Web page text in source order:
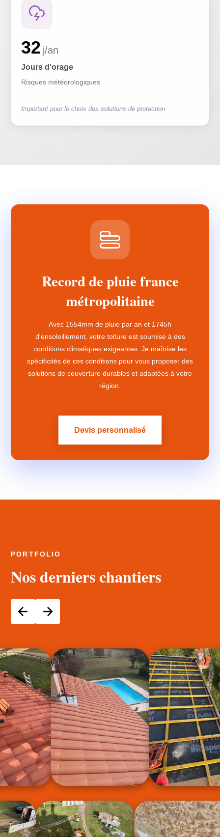
32 j/an
Jours d'orage
Risques météorologiques
Important pour le choix des solutions de protection
Record de pluie france
métropolitaine
Avec 1554mm de pluie par an et 1745h
d'ensoleillement, votre toiture est soumise à des
conditions climatiques exigeantes. Je maîtrise les
spécificités de ces conditions pour vous proposer des
solutions de couverture durables et adaptées à votre
région.
Devis personnalisé
PORTFOLIO
Nos derniers chantiers